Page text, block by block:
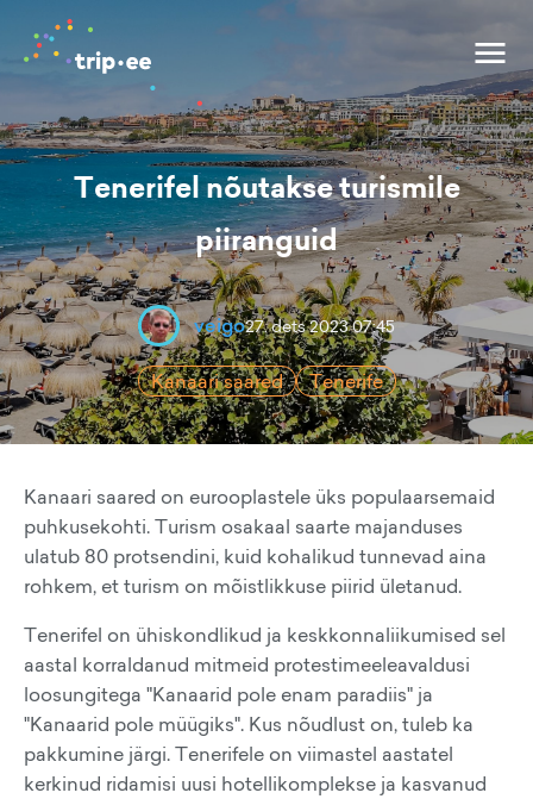
Tenerifel nõutakse turismile
piiranguid
veigo27. dets 2023 07:45
Kanaari saared Tenerife
Kanaari saared on eurooplastele üks populaarsemaid
puhkusekohti. Turism osakaal saarte majanduses
ulatub 80 protsendini, kuid kohalikud tunnevad aina
rohkem, et turism on mõistlikkuse piirid ületanud.
Tenerifel on ühiskondlikud ja keskkonnaliikumised sel
aastal korraldanud mitmeid protestimeeleavaldusi
loosungitega "Kanaarid pole enam paradiis" ja
"Kanaarid pole müügiks". Kus nõudlust on, tuleb ka
pakkumine järgi. Tenerifele on viimastel aastatel
kerkinud ridamisi uusi hotellikomplekse ja kasvanud